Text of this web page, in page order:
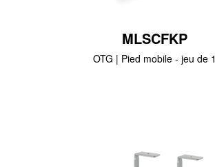
MLSCFKP
OTG | Pied mobile - jeu de 1